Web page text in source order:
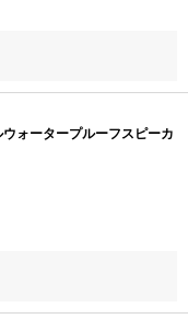
ォータープルーフスピーカ